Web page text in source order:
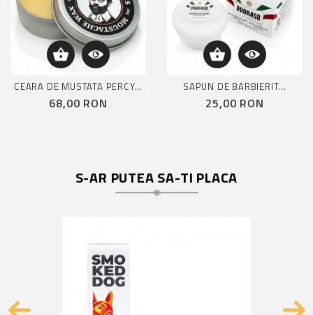
CEARA DE MUSTATA PERCY...
Pret
68,00 RON
SAPUN DE BARBIERIT...
Pret
25,00 RON
S-AR PUTEA SA-TI PLACA